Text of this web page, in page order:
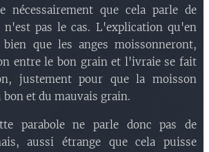
nécessairement que cela parle de
n'est pas le cas. L'explication qu'en
que les anges moissonneront,
entre le bon grain et l'ivraie se fait
justement pour que la moisson
et du mauvais grain.
parabole ne parle donc pas de
aussi étrange que cela puisse